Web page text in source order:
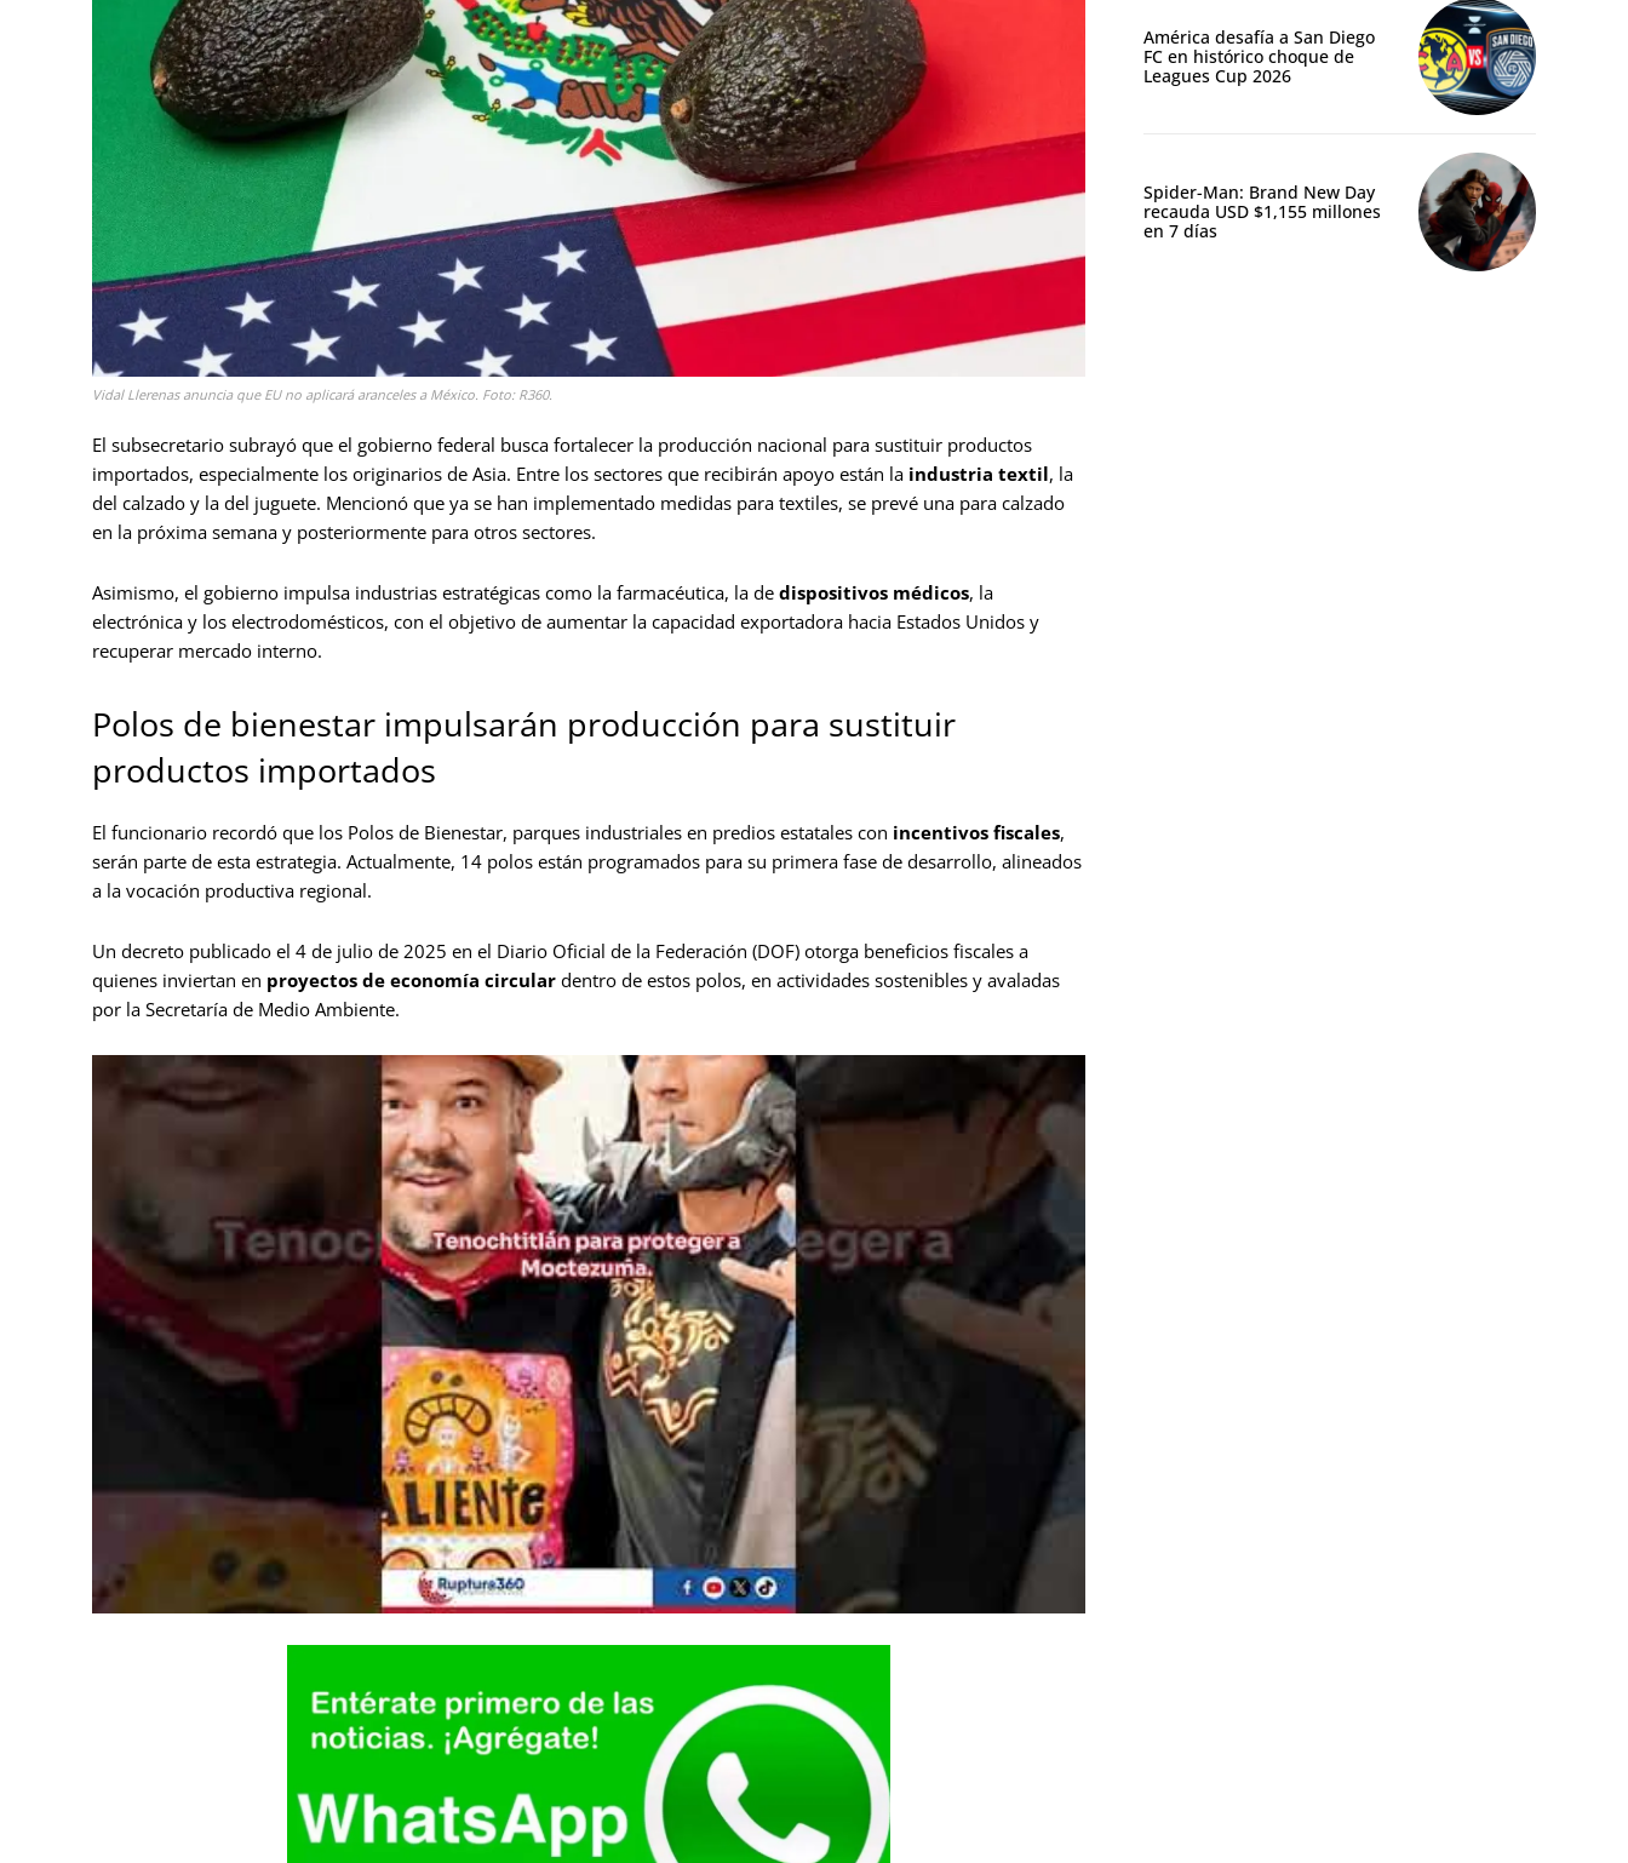
Vidal Llerenas anuncia que EU no aplicará aranceles a México. Foto: R360.
El subsecretario subrayó que el gobierno federal busca fortalecer la producción nacional para sustituir productos
importados, especialmente los originarios de Asia. Entre los sectores que recibirán apoyo están la industria textil, la
del calzado y la del juguete. Mencionó que ya se han implementado medidas para textiles, se prevé una para calzado
en la próxima semana y posteriormente para otros sectores.
Asimismo, el gobierno impulsa industrias estratégicas como la farmacéutica, la de dispositivos médicos, la
electrónica y los electrodomésticos, con el objetivo de aumentar la capacidad exportadora hacia Estados Unidos y
recuperar mercado interno.
Polos de bienestar impulsarán producción para sustituir
productos importados
El funcionario recordó que los Polos de Bienestar, parques industriales en predios estatales con incentivos fiscales,
serán parte de esta estrategia. Actualmente, 14 polos están programados para su primera fase de desarrollo, alineados
a la vocación productiva regional.
Un decreto publicado el 4 de julio de 2025 en el Diario Oficial de la Federación (DOF) otorga beneficios fiscales a
quienes inviertan en proyectos de economía circular dentro de estos polos, en actividades sostenibles y avaladas
por la Secretaría de Medio Ambiente.
América desafía a San Diego
FC en histórico choque de
Leagues Cup 2026
Spider-Man: Brand New Day
recauda USD $1,155 millones
en 7 días